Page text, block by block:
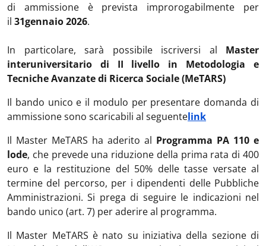
di ammissione è prevista improrogabilmente per
il 31gennaio 2026.
In particolare, sarà possibile iscriversi al Master
interuniversitario di II livello in Metodologia e
Tecniche Avanzate di Ricerca Sociale (MeTARS)
Il bando unico e il modulo per presentare domanda di
ammissione sono scaricabili al seguentelink
Il Master MeTARS ha aderito al Programma PA 110 e
lode, che prevede una riduzione della prima rata di 400
euro e la restituzione del 50% delle tasse versate al
termine del percorso, per i dipendenti delle Pubbliche
Amministrazioni. Si prega di seguire le indicazioni nel
bando unico (art. 7) per aderire al programma.
Il Master MeTARS è nato su iniziativa della sezione di